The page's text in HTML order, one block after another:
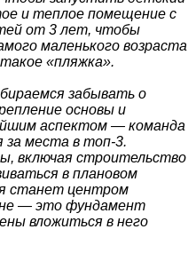
и теплое помещение с
от 3 лет, чтобы
маленького возраста
«пляжка».
забывать о
основы и
аспектом — команда
за места в топ-3.
включая строительство
в плановом
станет центром
— это фундамент
вложиться в него